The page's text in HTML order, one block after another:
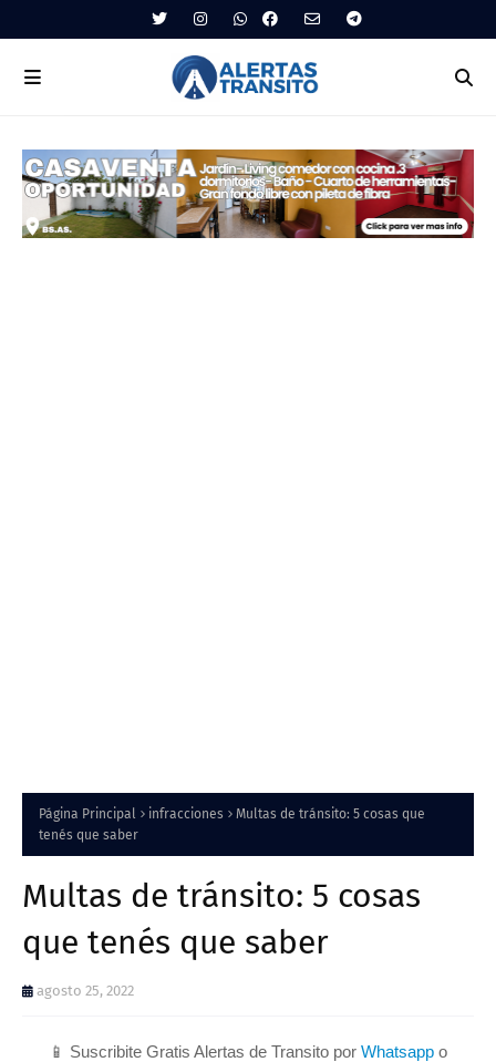
Página Principal infracciones
Multas de tránsito: 5 cosas que
tenés que saber
Multas de tránsito: 5 cosas
que tenés que saber
agosto 25, 2022
📱 Suscribite Gratis Alertas de Transito por Whatsapp o